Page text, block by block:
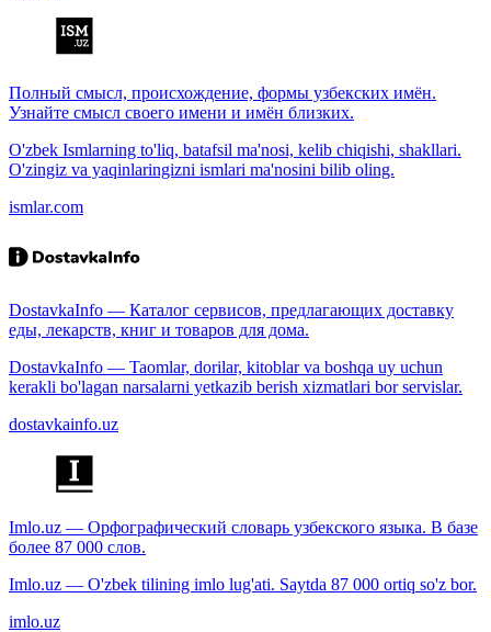
Полный смысл, происхождение, формы узбекских имён.
Узнайте смысл своего имени и имён близких.
O'zbek Ismlarning to'liq, batafsil ma'nosi, kelib chiqishi, shakllari.
O'zingiz va yaqinlaringizni ismlari ma'nosini bilib oling.
ismlar.com
DostavkaInfo — Каталог сервисов, предлагающих доставку
еды, лекарств, книг и товаров для дома.
DostavkaInfo — Taomlar, dorilar, kitoblar va boshqa uy uchun
kerakli bo'lagan narsalarni yetkazib berish xizmatlari bor servislar.
dostavkainfo.uz
Imlo.uz — Орфографический словарь узбекского языка. В базе
более 87 000 слов.
Imlo.uz — O'zbek tilining imlo lug'ati. Saytda 87 000 ortiq so'z bor.
imlo.uz